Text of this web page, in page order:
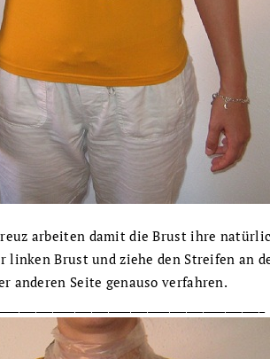
arbeiten damit die Brust ihre
linken Brust und ziehe den Streifen an
anderen Seite genauso verfahren.